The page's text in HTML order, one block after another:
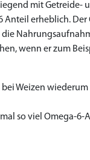
mit Getreide-
erheblich. Der
wenn er zum
Weizen
so viel Omega-6-